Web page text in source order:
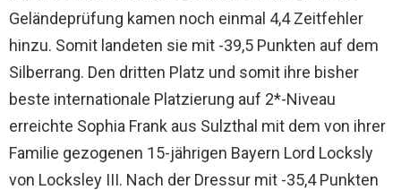
Geländeprüfung kamen noch einmal 4,4 Zeitfehler
hinzu. Somit landeten sie mit -39,5 Punkten auf dem
Silberrang. Den dritten Platz und somit ihre bisher
beste internationale Platzierung auf 2*-Niveau
erreichte Sophia Frank aus Sulzthal mit dem von ihrer
Familie gezogenen 15-jährigen Bayern Lord Locksly
von Locksley III. Nach der Dressur mit -35,4 Punkten